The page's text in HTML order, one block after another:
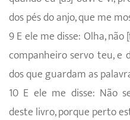
dos pés do anjo, que me
9 E ele me disse: Olha,
companheiro servo teu, e
dos que guardam as
10 E ele me disse: Não
deste livro, porque perto